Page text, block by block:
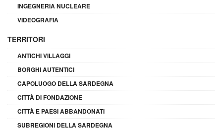
INGEGNERIA NUCLEARE
VIDEOGRAFIA
TERRITORI
ANTICHI VILLAGGI
BORGHI AUTENTICI
CAPOLUOGO DELLA SARDEGNA
CITTÀ DI FONDAZIONE
CITTÀ E PAESI ABBANDONATI
SUBREGIONI DELLA SARDEGNA